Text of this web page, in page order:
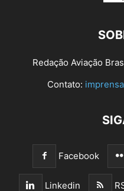
Redação Aviação
Contato:
Facebook
Linkedin